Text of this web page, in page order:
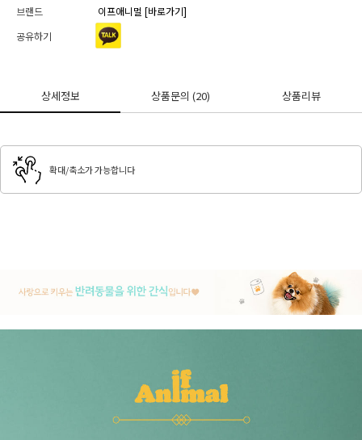
브랜드
이프애니멀 [바로가기]
공유하기
상세정보 상품문의(20) 상품리뷰
확대/축소가 가능합니다